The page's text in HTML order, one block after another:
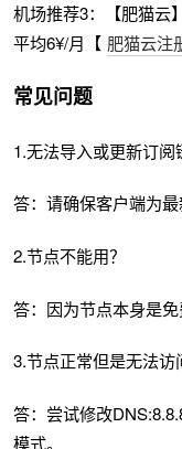
机场推荐3：【肥猫云
平均6¥/月【 肥猫云注
常见问题
1.无法导入或更新订阅
答：请确保客户端为
2.节点不能用？
答：因为节点本身是
3.节点正常但是无法访
答：尝试修改
模式。